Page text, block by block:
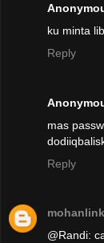
ku minta
Reply
mas
Reply
mohanlink
@Randi: